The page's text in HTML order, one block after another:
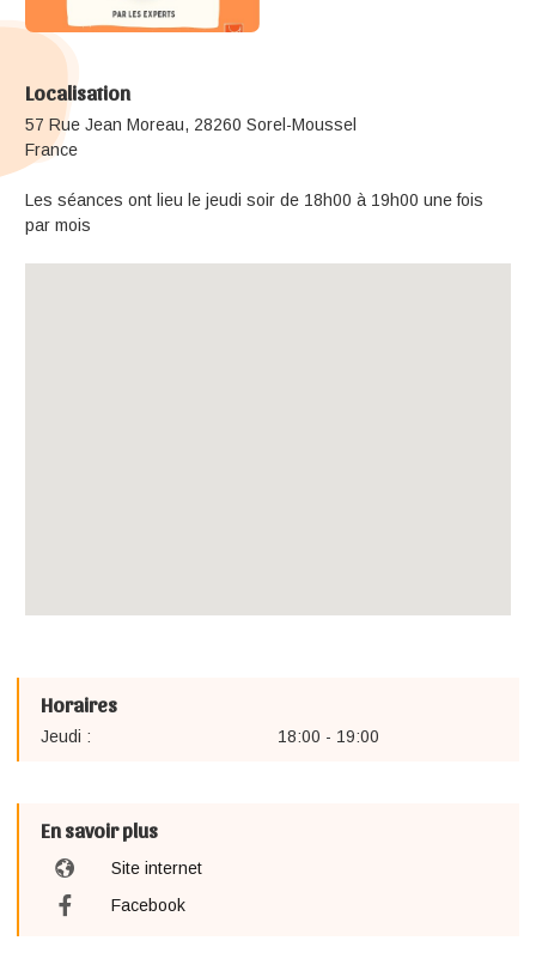
Localisation
57 Rue Jean Moreau, 28260 Sorel-Moussel
France
Les séances ont lieu le jeudi soir de 18h00 à 19h00 une fois
par mois
Horaires
Jeudi : 18:00 - 19:00
En savoir plus
Site internet
Facebook